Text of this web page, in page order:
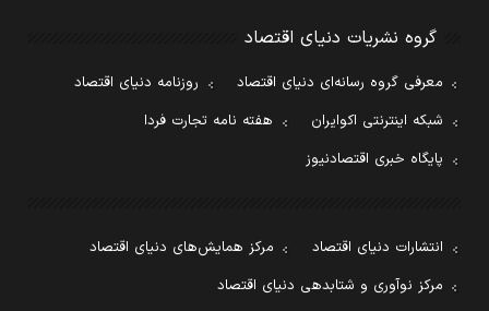
گروه نشریات دنیای اقتصاد
معرفی گروه رسانه‌ای دنیای اقتصاد
روزنامه دنیای اقتصاد
شبکه اینترنتی اکوایران
هفته نامه تجارت فردا
پایگاه خبری اقتصادنیوز
انتشارات دنیای اقتصاد
مرکز همایش‌های دنیای اقتصاد
مرکز نوآوری و شتابدهی دنیای اقتصاد